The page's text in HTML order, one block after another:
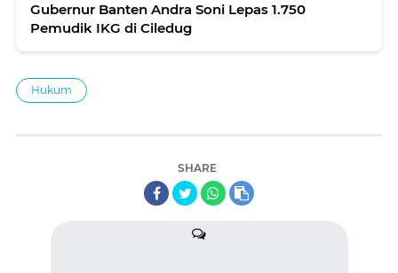
Gubernur Banten Andra Soni Lepas 1.750
Pemudik IKG di Ciledug
Hukum
SHARE